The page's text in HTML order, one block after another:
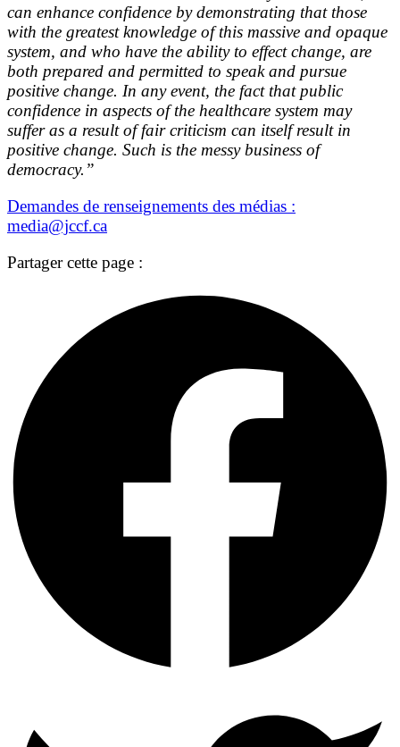
can enhance confidence by demonstrating that those
with the greatest knowledge of this massive and opaque
system, and who have the ability to effect change, are
both prepared and permitted to speak and pursue
positive change. In any event, the fact that public
confidence in aspects of the healthcare system may
suffer as a result of fair criticism can itself result in
positive change. Such is the messy business of
democracy.”
Demandes de renseignements des médias :
media@jccf.ca
Partager cette page :